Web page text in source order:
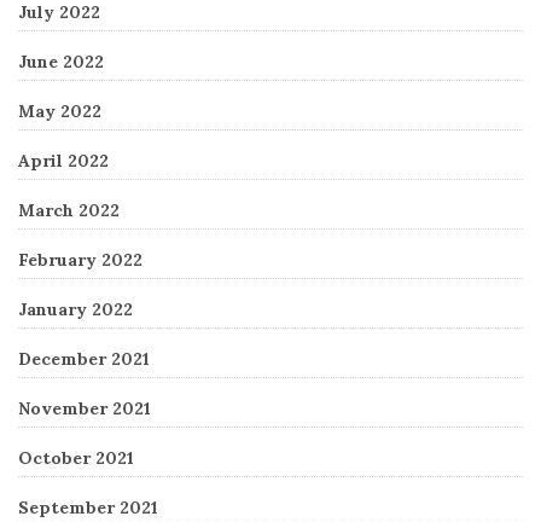
July 2022
June 2022
May 2022
April 2022
March 2022
February 2022
January 2022
December 2021
November 2021
October 2021
September 2021